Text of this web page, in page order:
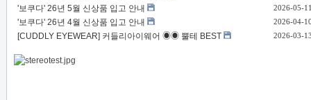
'보쿠다' 26년 5월 신상품 입고 안내 2026-05-
'보쿠다' 26년 4월 신상품 입고 안내 2026-04-
[CUDDLY EYEWEAR] 커들리아이웨어 ◉◉ 뿔테 BEST 2026-03-